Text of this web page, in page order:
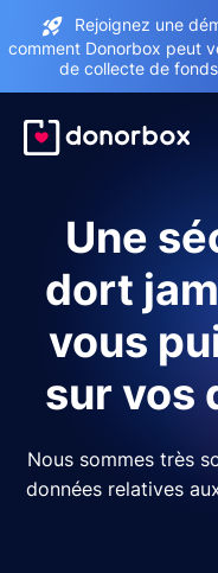
Rejoignez une
comment Donorbox peut
de collecte de
Une
dort
vous
sur vos
Nous sommes très
données relatives